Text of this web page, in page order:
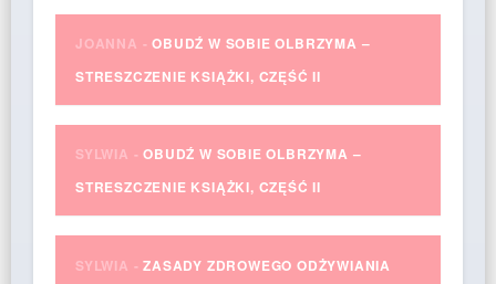
JOANNA -OBUDŹ W SOBIE OLBRZYMA –
STRESZCZENIE KSIĄŻKI, CZĘŚĆ II
SYLWIA -OBUDŹ W SOBIE OLBRZYMA –
STRESZCZENIE KSIĄŻKI, CZĘŚĆ II
SYLWIA -ZASADY ZDROWEGO ODŻYWIANIA